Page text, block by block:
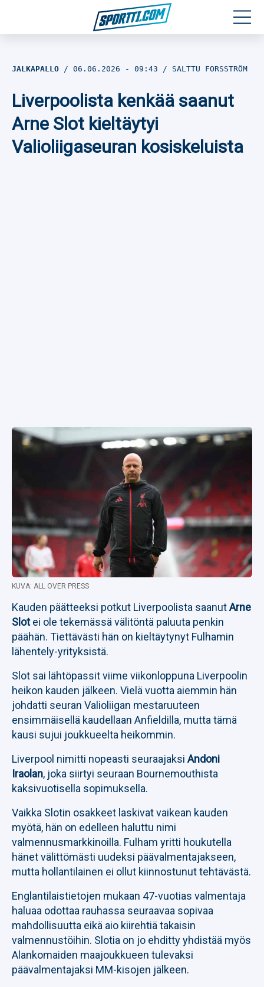
Jalkapallo
Yleisurheilu
JALKAPALLO 06.06.2026 - 09:43 SALTTU FORSSTRÖM
Liverpoolista kenkää saanut
Arne Slot kieltäytyi
Valioliigaseuran kosiskeluista
KUVA: ALL OVER PRESS
Kauden päätteeksi potkut Liverpoolista saanutArne
Slotei ole tekemässä välitöntä paluuta penkin
päähän. Tiettävästi hän on kieltäytynyt Fulhamin
lähentely-yrityksistä.
Slot sai lähtöpassit viime viikonloppuna Liverpoolin
heikon kauden jälkeen. Vielä vuotta aiemmin hän
johdatti seuran Valioliigan mestaruuteen
ensimmäisellä kaudellaan Anfieldilla, mutta tämä
kausi sujui joukkueelta heikommin.
Liverpool nimitti nopeasti seuraajaksi Andoni
Iraolan, joka siirtyi seuraan Bournemouthista
kaksivuotisella sopimuksella.
Vaikka Slotin osakkeet laskivat vaikean kauden
myötä, hän on edelleen haluttu nimi
valmennusmarkkinoilla. Fulham yritti houkutella
hänet välittömästi uudeksi päävalmentajakseen,
mutta hollantilainen ei ollut kiinnostunut tehtävästä.
Englantilaistietojen mukaan 47-vuotias valmentaja
haluaa odottaa rauhassa seuraavaa sopivaa
mahdollisuutta eikä aio kiirehtiä takaisin
valmennustöihin. Slotia on jo ehditty yhdistää myös
Alankomaiden maajoukkueen tulevaksi
päävalmentajaksi MM-kisojen jälkeen.